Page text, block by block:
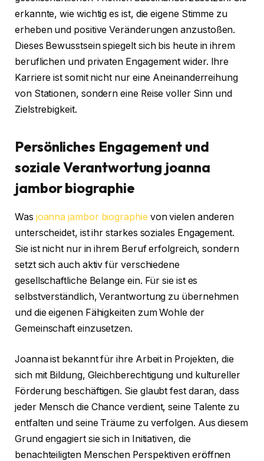
erkannte, wie wichtig es ist, die eigene Stimme zu
erheben und positive Veränderungen anzustoßen.
Dieses Bewusstsein spiegelt sich bis heute in ihrem
beruflichen und privaten Engagement wider. Ihre
Karriere ist somit nicht nur eine Aneinanderreihung
von Stationen, sondern eine Reise voller Sinn und
Zielstrebigkeit.
Persönliches Engagement und
soziale Verantwortung joanna
jambor biographie
Was joanna jambor biographie von vielen anderen
unterscheidet, ist ihr starkes soziales Engagement.
Sie ist nicht nur in ihrem Beruf erfolgreich, sondern
setzt sich auch aktiv für verschiedene
gesellschaftliche Belange ein. Für sie ist es
selbstverständlich, Verantwortung zu übernehmen
und die eigenen Fähigkeiten zum Wohle der
Gemeinschaft einzusetzen.
Joanna ist bekannt für ihre Arbeit in Projekten, die
sich mit Bildung, Gleichberechtigung und kultureller
Förderung beschäftigen. Sie glaubt fest daran, dass
jeder Mensch die Chance verdient, seine Talente zu
entfalten und seine Träume zu verfolgen. Aus diesem
Grund engagiert sie sich in Initiativen, die
benachteiligten Menschen Perspektiven eröffnen